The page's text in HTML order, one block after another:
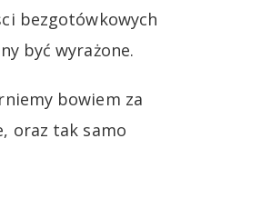
bezgotówkowych
być wyrażone.
bowiem za
oraz tak samo